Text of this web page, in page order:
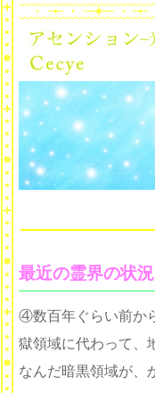
最近の霊界の状
④数百年ぐらい前か
獄領域に代わって、
なんだ暗黒領域が、